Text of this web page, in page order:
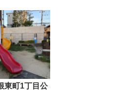
町1丁目公